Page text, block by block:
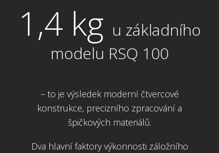
1,4 kg u základního
modelu RSQ 100
– to je výsledek moderní čtvercové
konstrukce, precizního zpracování a
špičkových materiálů.
Dva hlavní faktory výkonnosti záložního